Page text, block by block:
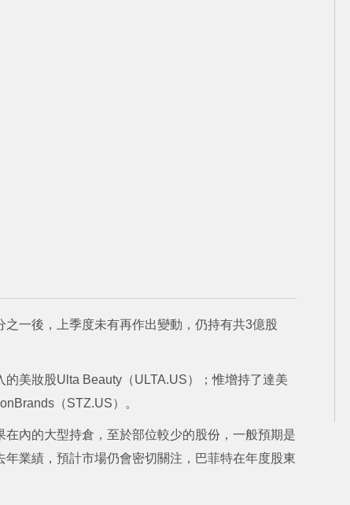
一後，上季度未有再作出變動，仍持有共3億股
美妝股Ulta Beauty（ULTA.US）；惟增持了達美
（STZ.US）。
內的大型持倉，至於部位較少的股份，一般預期是
業績，預計市場仍會密切關注，巴菲特在年度股東